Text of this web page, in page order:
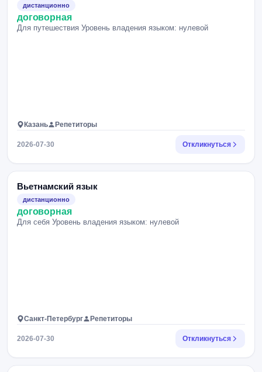
дистанционно
договорная
Для путешествия Уровень владения языком: нулевой
Казань Репетиторы
2026-07-30 Откликнуться
Вьетнамский язык
дистанционно
договорная
Для себя Уровень владения языком: нулевой
Санкт-Петербург Репетиторы
2026-07-30 Откликнуться